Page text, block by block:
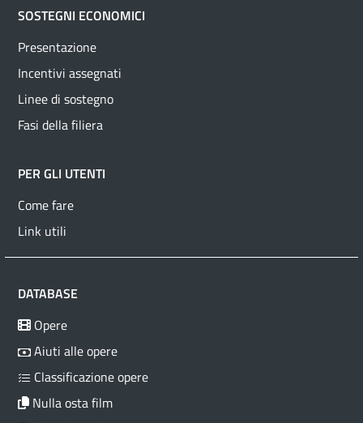
SOSTEGNI ECONOMICI
Presentazione
Incentivi assegnati
Linee di sostegno
Fasi della filiera
PER GLI UTENTI
Come fare
Link utili
DATABASE
Opere
Aiuti alle opere
Classificazione opere
Nulla osta film